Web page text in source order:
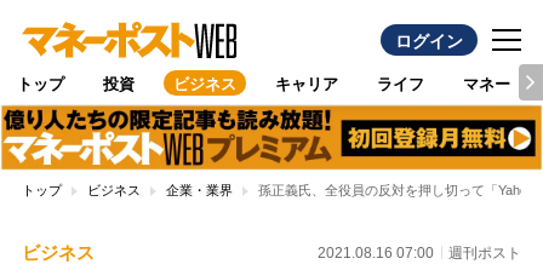
ログイン
トップ 投資 ビジネス キャリア ライフ マネー
トップ ビジネス 企業・業界 孫正義氏、全役員の反対を押し切って「
ビジネス 2021.08.16 07:00 週刊ポスト